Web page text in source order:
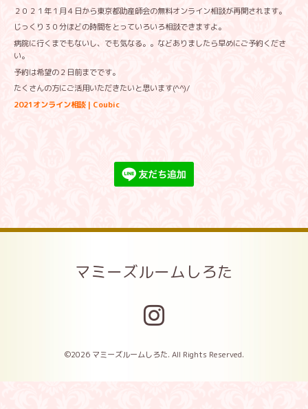
２０２１年１月４日から東京都助産師会の無料オンライン相談が再開されます。
じっくり３０分ほどの時間をとっていろいろ相談できますよ。
病院に行くまでもないし、でも気なる。。などありましたら早めにご予約くださ
い。
予約は希望の２日前までです。
たくさんの方にご活用いただきたいと思います(^^)/
2021オンライン相談 | Coubic
マミーズルームしろた
©2026 マミーズルームしろた. All Rights Reserved.